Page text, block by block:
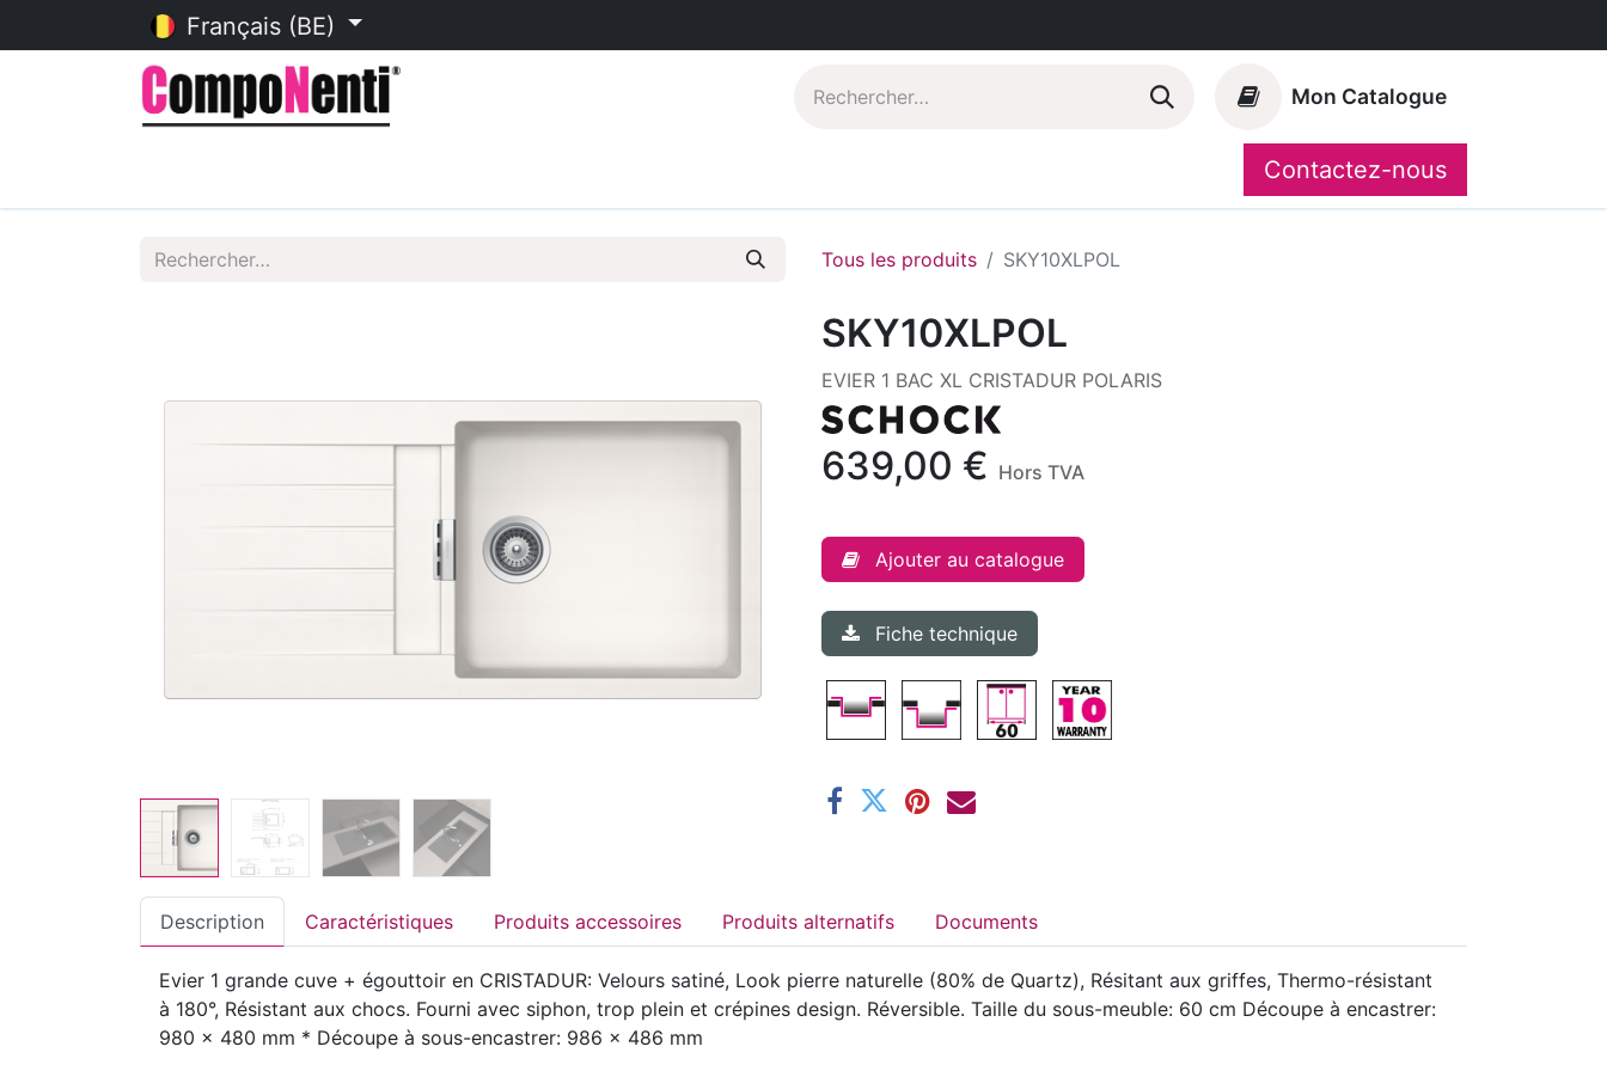
Français (BE)
Mon Catalogue
CompoShop
Contactez-nous
Tous les produits SKY10XLPOL
SKY10XLPOL
EVIER 1 BAC XL CRISTADUR POLARIS
639,00 € Hors TVA
Ajouter au catalogue
Fiche technique
Description Caractéristiques Produits accessoires Produits alternatifs Documents
Evier 1 grande cuve + égouttoir en CRISTADUR: Velours satiné, Look pierre naturelle (80% de Quartz), Résitant aux griffes, Thermo-résistant
à 180°, Résistant aux chocs. Fourni avec siphon, trop plein et crépines design. Réversible. Taille du sous-meuble: 60 cm Découpe à encastrer:
980 x 480 mm * Découpe à sous-encastrer: 986 x 486 mm